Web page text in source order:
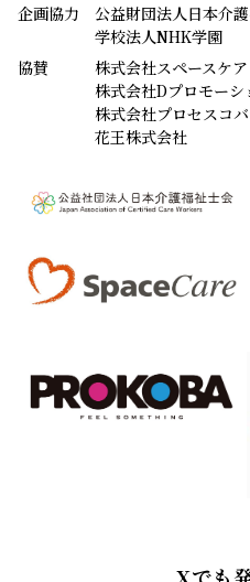
企画協力
公益財団法人日本介
学校法人NHK学園
協賛
株式会社スペースケア
株式会社Dプロモーシ
株式会社プロセスコ
花王株式会社